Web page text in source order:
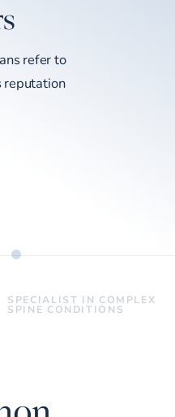
refer to
reputation
SPECIALIST IN COMPLEX
SPINE CONDITIONS